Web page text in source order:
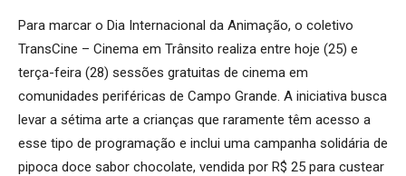
Para marcar o Dia Internacional da Animação, o coletivo
TransCine – Cinema em Trânsito realiza entre hoje (25) e
terça-feira (28) sessões gratuitas de cinema em
comunidades periféricas de Campo Grande. A iniciativa busca
levar a sétima arte a crianças que raramente têm acesso a
esse tipo de programação e inclui uma campanha solidária de
pipoca doce sabor chocolate, vendida por R$ 25 para custear